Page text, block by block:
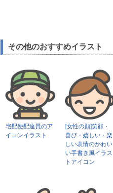
その他のおすすめイラスト
宅配便配達員のア
イコンイラスト
[女性の顔]笑顔・
喜び・嬉しい・楽
しい表情のかわい
い手書き風イラス
トアイコン